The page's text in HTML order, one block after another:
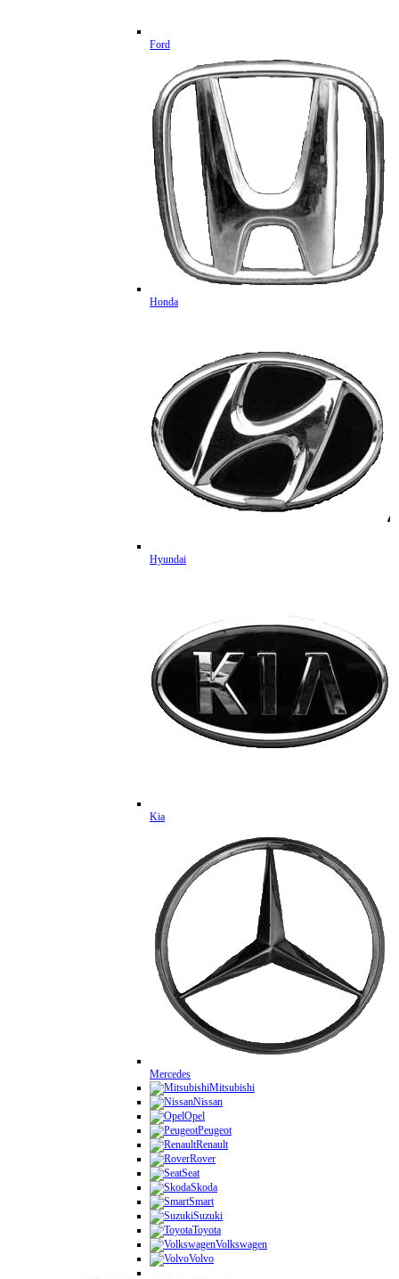
Ford
Honda
Hyundai
Kia
Mercedes
Mitsubishi
Nissan
Opel
Peugeot
Renault
Rover
Seat
Skoda
Smart
Suzuki
Toyota
Volkswagen
Volvo